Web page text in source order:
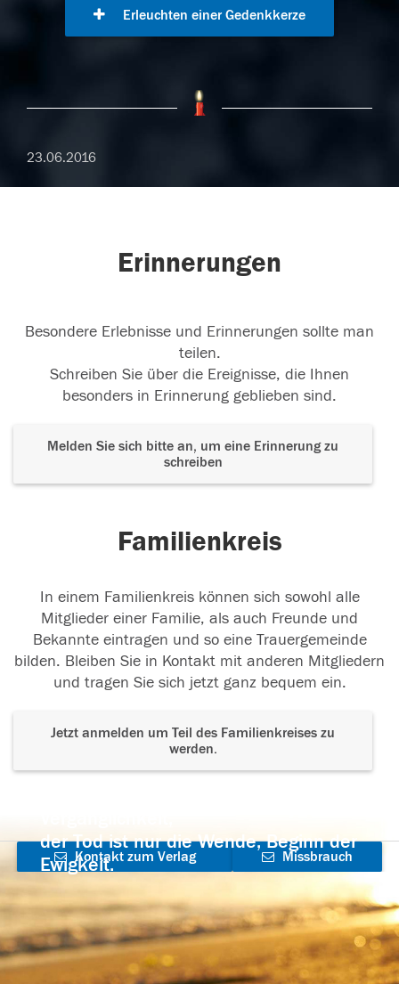
Erleuchten einer Gedenkkerze
23.06.2016
Erinnerungen
Besondere Erlebnisse und Erinnerungen sollte man
teilen.
Schreiben Sie über die Ereignisse, die Ihnen
besonders in Erinnerung geblieben sind.
Melden Sie sich bitte an, um eine Erinnerung zu
schreiben
Familienkreis
In einem Familienkreis können sich sowohl alle
Mitglieder einer Familie, als auch Freunde und
Bekannte eintragen und so eine Trauergemeinde
bilden. Bleiben Sie in Kontakt mit anderen Mitgliedern
und tragen Sie sich jetzt ganz bequem ein.
Jetzt anmelden um Teil des Familienkreises zu
werden.
der Tod ist nur die Wende, Beginn der
Ewigkeit.
Kontakt zum Verlag
aufnehmen
Missbrauch